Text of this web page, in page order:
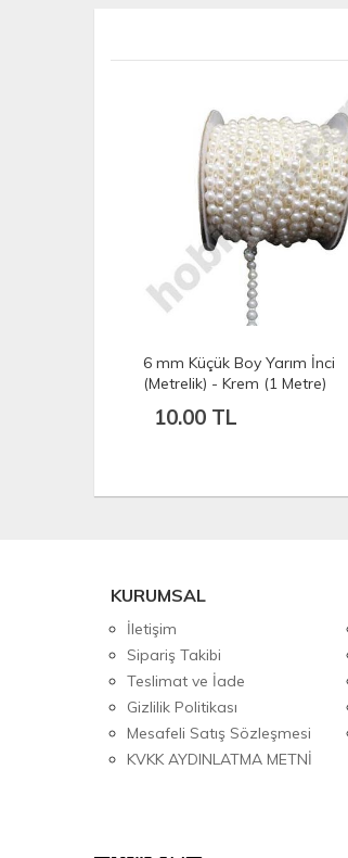
6 mm Küçük Boy Yarım İnci
(Metrelik) - Beyaz (1 Metre)
10.00 TL
KURUMSAL
İletişim
Sipariş Takibi
Teslimat ve İade
Gizlilik Politikası
Mesafeli Satış Sözleşmesi
KVKK AYDINLATMA METNİ